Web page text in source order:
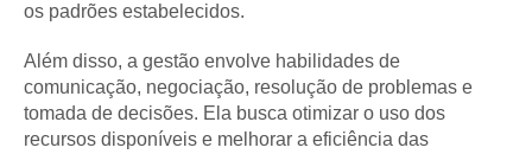
os padrões estabelecidos.
Além disso, a gestão envolve habilidades de
comunicação, negociação, resolução de problemas e
tomada de decisões. Ela busca otimizar o uso dos
recursos disponíveis e melhorar a eficiência das